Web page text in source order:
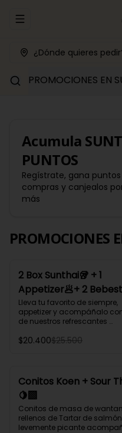
Abrir menu de
¿Dónde quieres
PROMOCIONES EN
Acumula
PUNTOS
Regístrate, gana
compras y canjealos
más
PROMOCIONES
2 Box Sunthai🥡 + 1
Appetizer🥟+ 2
🥤 (Para 2 personas)
Lleva tu favorito de siempre,
appetizer y acompáñalo
de nuestros refrescantes
¡Puedes armar tu platillo con
$20.400$25.500
Conitos Koen + Sour
🍋‍🟩
Conitos de masa de wantan
rellenos de Tartar de salmón
levemente picante